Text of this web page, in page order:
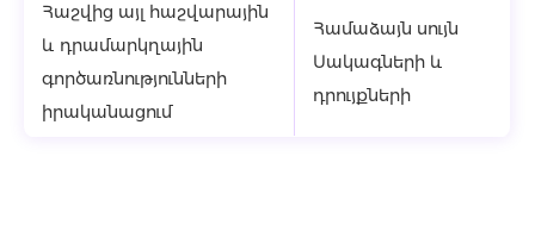
Հաշվից այլ հաշվարային
և դրամարկղային
գործառնությունների
իրականացում
Համաձայն սույն
Սակագների և
դրույքների